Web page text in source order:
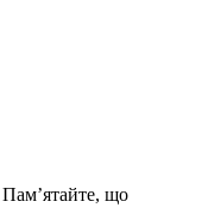
Пам’ятайте, що